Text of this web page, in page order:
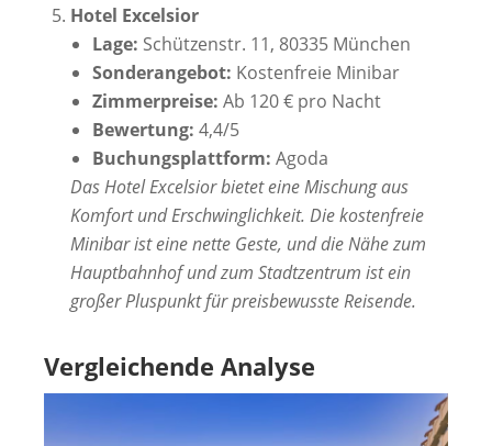
Hotel Excelsior
Lage: Schützenstr. 11, 80335 München
Sonderangebot: Kostenfreie Minibar
Zimmerpreise: Ab 120 € pro Nacht
Bewertung: 4,4/5
Buchungsplattform: Agoda
Das Hotel Excelsior bietet eine Mischung aus
Komfort und Erschwinglichkeit. Die kostenfreie
Minibar ist eine nette Geste, und die Nähe zum
Hauptbahnhof und zum Stadtzentrum ist ein
großer Pluspunkt für preisbewusste Reisende.
Vergleichende Analyse